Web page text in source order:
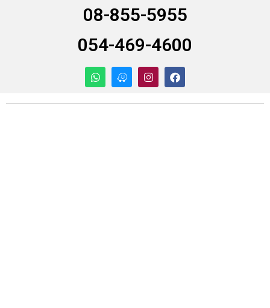
08-855-5955
054-469-4600